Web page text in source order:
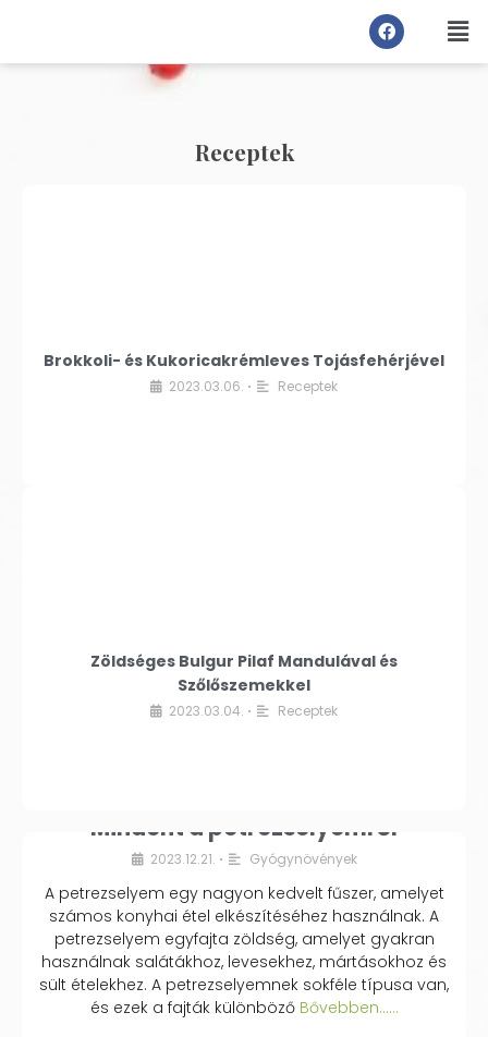
Receptek
Brokkoli- és Kukoricakrémleves Tojásfehérjével
2023.03.06. • Receptek
Zöldséges Bulgur Pilaf Mandulával és
Szőlőszemekkel
2023.03.04. • Receptek
Mindent a petrezselyemről
2023.12.21. • Gyógynövények
A petrezselyem egy nagyon kedvelt fűszer, amelyet
számos konyhai étel elkészítéséhez használnak. A
petrezselyem egyfajta zöldség, amelyet gyakran
használnak salátákhoz, levesekhez, mártásokhoz és
sült ételekhez. A petrezselyemnek sokféle típusa van,
és ezek a fajták különbözőBővebben...…